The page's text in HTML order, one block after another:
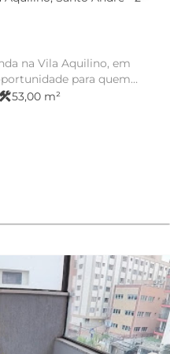
para quem
construction53,00 m²